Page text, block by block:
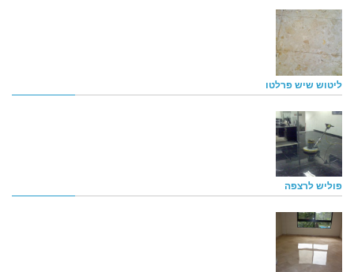
ליטוש שיש פרלטו
פוליש לרצפה